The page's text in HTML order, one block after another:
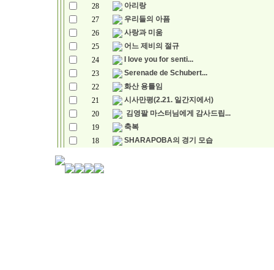
28
아리랑
27
우리들의 아픔
26
사랑과 미움
25
어느 제비의 절규
24
I love you for senti...
23
Serenade de Schubert...
22
화산 용틀임
21
시사만평(2.21. 일간지에서)
20
김영팔 마스터님에게 감사드립...
19
축복
18
SHARAPOBA의 경기 모습